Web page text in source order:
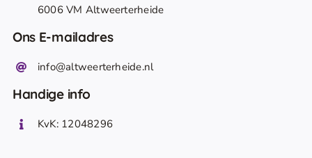
6006 VM Altweerterheide
Ons E-mailadres
info@altweerterheide.nl
Handige info
KvK: 12048296